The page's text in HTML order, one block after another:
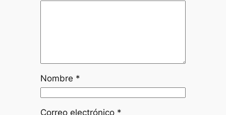
Nombre *
Correo electrónico *